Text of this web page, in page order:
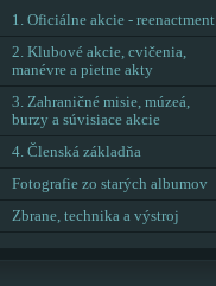
1. Oficiálne akcie - reenactment
2. Klubové akcie, cvičenia,
manévre a pietne akty
3. Zahraničné misie, múzeá,
burzy a súvisiace akcie
4. Členská základňa
Fotografie zo starých albumov
Zbrane, technika a výstroj